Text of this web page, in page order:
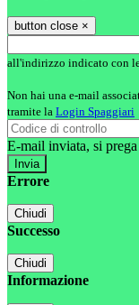
button close ×
all'indirizzo indicato con
Non hai una e-mail
tramite la Login Spaggiari
E-mail inviata, si
Errore
Chiudi
Successo
Chiudi
Informazione